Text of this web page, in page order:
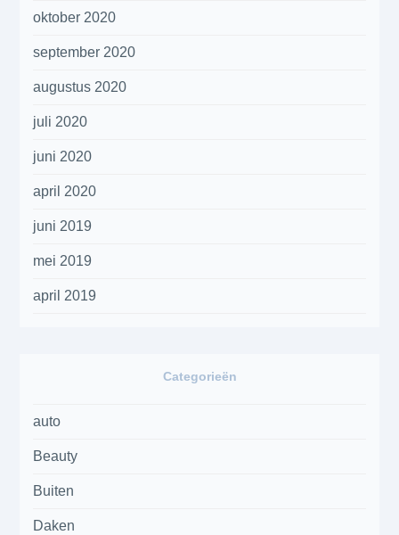
oktober 2020
september 2020
augustus 2020
juli 2020
juni 2020
april 2020
juni 2019
mei 2019
april 2019
Categorieën
auto
Beauty
Buiten
Daken